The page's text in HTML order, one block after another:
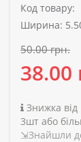
Код товару:
Ширина:
50.00 грн.
38.00
Знижка від
3шт або
⇲Знайшли